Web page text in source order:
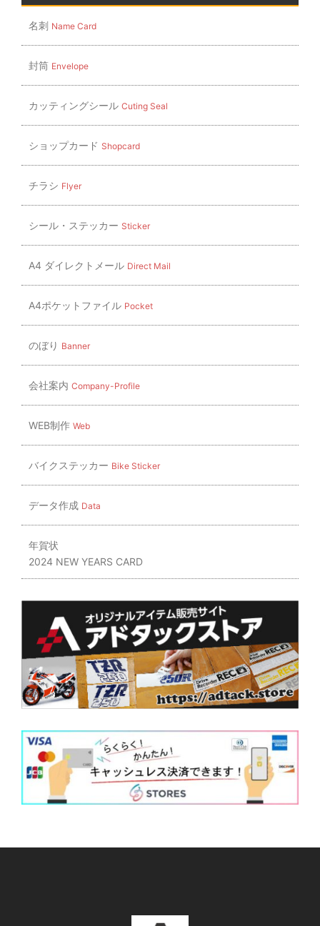
ー
シ
ョ
ン
名刺 Name Card
封筒 Envelope
カッティングシール Cuting Seal
ショップカード Shopcard
チラシ Flyer
シール・ステッカー Sticker
A4 ダイレクトメール Direct Mail
A4ポケットファイル Pocket
のぼり Banner
会社案内 Company-Profile
WEB制作 Web
バイクステッカー Bike Sticker
データ作成 Data
年賀状
2024 NEW YEARS CARD